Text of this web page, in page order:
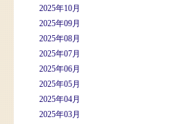
2025年10月
2025年09月
2025年08月
2025年07月
2025年06月
2025年05月
2025年04月
2025年03月